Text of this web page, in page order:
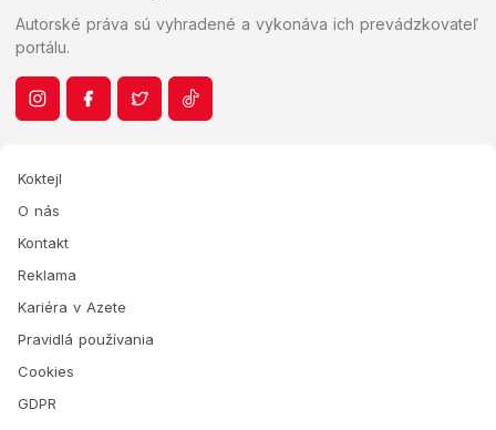
Autorské práva sú vyhradené a vykonáva ich prevádzkovateľ
portálu.
Koktejl
O nás
Kontakt
Reklama
Kariéra v Azete
Pravidlá používania
Cookies
GDPR